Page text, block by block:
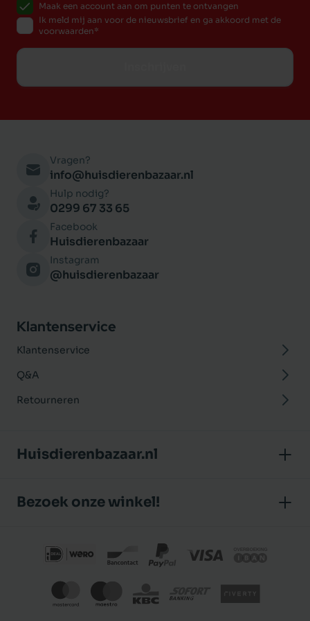
Maak een account aan om punten te ontvangen
Ik meld mij aan voor de nieuwsbrief en ga akkoord met de
voorwaarden
Vragen?
info@huisdierenbazaar.nl
Hulp nodig?
0299 67 33 65
Facebook
Huisdierenbazaar
Instagram
@huisdierenbazaar
Klantenservice
Klantenservice
Q&A
Retourneren
Huisdierenbazaar.nl
Klantbeoordelingen
Privacybeleid
Bezoek onze winkel!
J.P. Poelstraat 8
Nederland